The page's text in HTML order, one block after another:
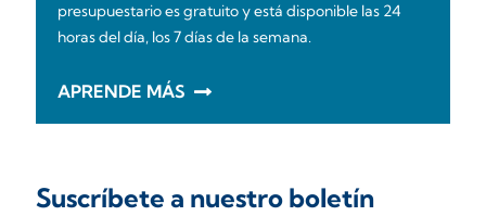
presupuestario es gratuito y está disponible las 24
horas del día, los 7 días de la semana.
APRENDE MÁS
Suscríbete a nuestro boletín